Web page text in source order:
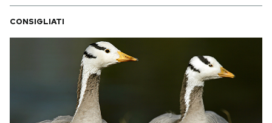
CONSIGLIATI